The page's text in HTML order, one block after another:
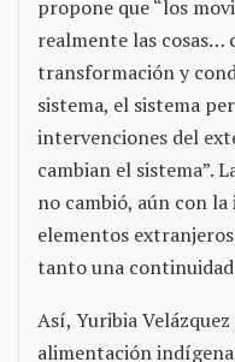
propone que “los
realmente las cosas…
transformación y
sistema, el sistema
intervenciones del
cambian el sistema”.
no cambió, aún con
elementos
tanto una
Así, Yuribia
alimentación